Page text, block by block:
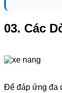
03. Các
Để đáp ứng đa